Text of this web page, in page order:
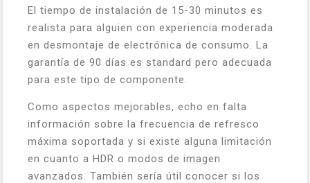
El tiempo de instalación de 15-30 minutos es
realista para alguien con experiencia moderada
en desmontaje de electrónica de consumo. La
garantía de 90 días es standard pero adecuada
para este tipo de componente.
Como aspectos mejorables, echo en falta
información sobre la frecuencia de refresco
máxima soportada y si existe alguna limitación
en cuanto a HDR o modos de imagen
avanzados. También sería útil conocer si los